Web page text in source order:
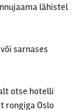
lähistel
sarnases
otse hotelli
rongiga Oslo